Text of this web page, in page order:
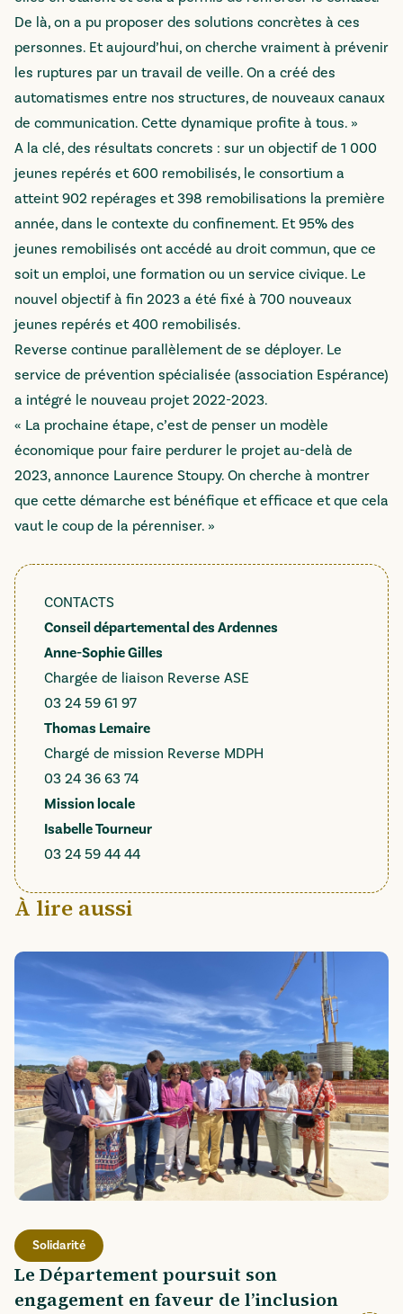
De là, on a pu proposer des solutions concrètes à ces
personnes. Et aujourd’hui, on cherche vraiment à prévenir
les ruptures par un travail de veille. On a créé des
automatismes entre nos structures, de nouveaux canaux
de communication. Cette dynamique profite à tous. »
A la clé, des résultats concrets : sur un objectif de 1 000
jeunes repérés et 600 remobilisés, le consortium a
atteint 902 repérages et 398 remobilisations la première
année, dans le contexte du confinement. Et 95% des
jeunes remobilisés ont accédé au droit commun, que ce
soit un emploi, une formation ou un service civique. Le
nouvel objectif à fin 2023 a été fixé à 700 nouveaux
jeunes repérés et 400 remobilisés.
Reverse continue parallèlement de se déployer. Le
service de prévention spécialisée (association Espérance)
a intégré le nouveau projet 2022-2023.
« La prochaine étape, c’est de penser un modèle
économique pour faire perdurer le projet au-delà de
2023, annonce Laurence Stoupy. On cherche à montrer
que cette démarche est bénéfique et efficace et que cela
vaut le coup de la pérenniser. »
CONTACTS
Conseil départemental des Ardennes
Anne-Sophie Gilles
Chargée de liaison Reverse ASE
03 24 59 61 97
Thomas Lemaire
Chargé de mission Reverse MDPH
03 24 36 63 74
Mission locale
Isabelle Tourneur
03 24 59 44 44
À lire aussi
Solidarité
Le Département poursuit son
engagement en faveur de l’inclusion